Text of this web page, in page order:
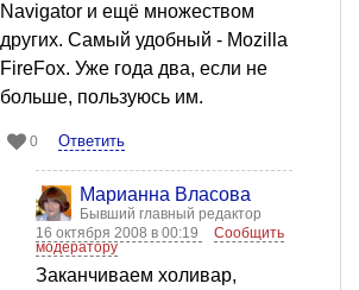
Navigator и ещё множеством
других. Самый удобный - Mozilla
FireFox. Уже года два, если не
больше, пользуюсь им.
0 Ответить
Марианна Власова
Бывший главный редактор
16 октября 2008 в 00:19
Сообщить
модератору
Заканчиваем холивар,